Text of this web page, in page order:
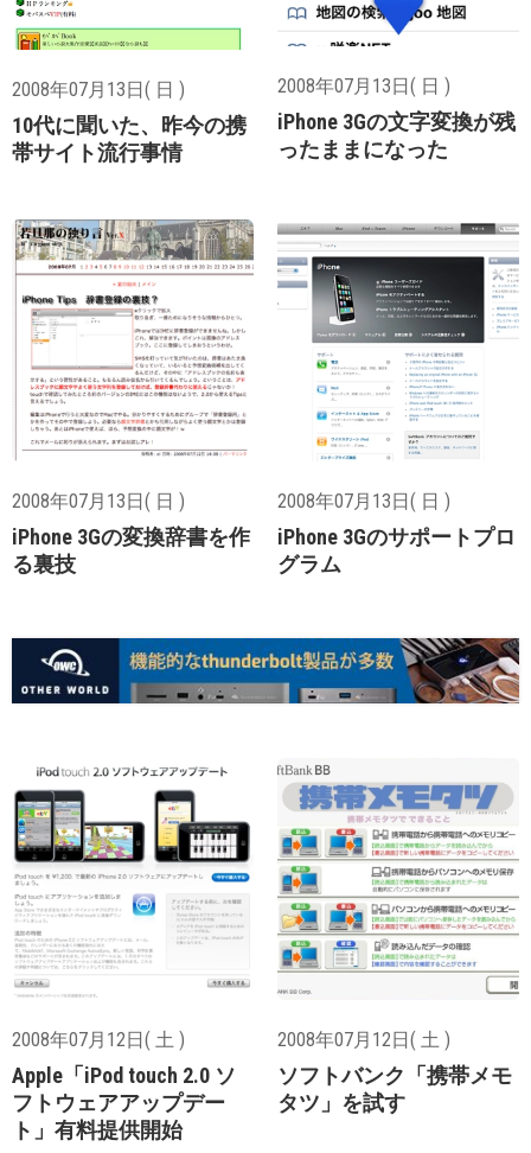
2008年07月13日( 日 )
10代に聞いた、昨今の携
帯サイト流行事情
2008年07月13日( 日 )
iPhone 3Gの文字変換が残
ったままになった
2008年07月13日( 日 )
iPhone 3Gの変換辞書を作
る裏技
2008年07月13日( 日 )
iPhone 3Gのサポートプロ
グラム
2008年07月12日( 土 )
Apple「iPod touch 2.0 ソ
フトウェアアップデー
ト」有料提供開始
2008年07月12日( 土 )
ソフトバンク「携帯メモ
タツ」を試す